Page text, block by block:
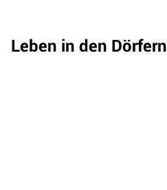
Leben in den Dörfern